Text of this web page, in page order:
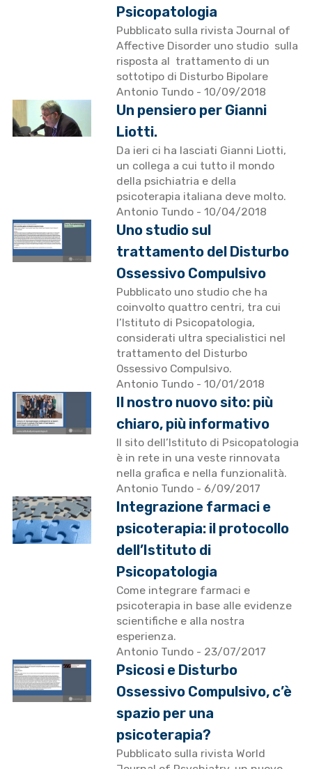
Psicopatologia
Pubblicato sulla rivista Journal of
Affective Disorder uno studio sulla
risposta al trattamento di un
sottotipo di Disturbo Bipolare
Antonio Tundo - 10/09/2018
Un pensiero per Gianni
Liotti.
Da ieri ci ha lasciati Gianni Liotti,
un collega a cui tutto il mondo
della psichiatria e della
psicoterapia italiana deve molto.
Antonio Tundo - 10/04/2018
Uno studio sul
trattamento del Disturbo
Ossessivo Compulsivo
Pubblicato uno studio che ha
coinvolto quattro centri, tra cui
l’Istituto di Psicopatologia,
considerati ultra specialistici nel
trattamento del Disturbo
Ossessivo Compulsivo.
Antonio Tundo - 10/01/2018
Il nostro nuovo sito: più
chiaro, più informativo
Il sito dell’Istituto di Psicopatologia
è in rete in una veste rinnovata
nella grafica e nella funzionalità.
Antonio Tundo - 6/09/2017
Integrazione farmaci e
psicoterapia: il protocollo
dell’Istituto di
Psicopatologia
Come integrare farmaci e
psicoterapia in base alle evidenze
scientifiche e alla nostra
esperienza.
Antonio Tundo - 23/07/2017
Psicosi e Disturbo
Ossessivo Compulsivo, c’è
spazio per una
psicoterapia?
Pubblicato sulla rivista World